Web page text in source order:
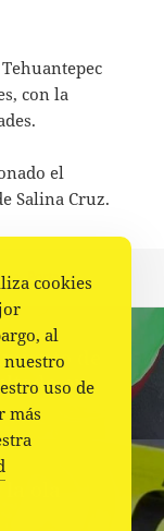
con la
el
Salina Cruz.
,Portada
de
en
ola
cookies
al
uso de
más